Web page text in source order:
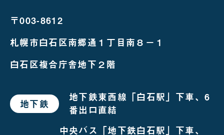
〒003-8612
札幌市白石区南郷通１丁目南８－１
白石区複合庁舎地下２階
地下鉄 で
お
地下鉄東西線「白石駅」下車、6
番出口直結
中央バス「地下鉄白石駅」下車、